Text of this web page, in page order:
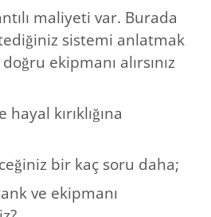
maliyeti var. Burada
sistemi anlatmak
ekipmanı alırsınız
kırıklığına
bir kaç soru daha;
ve ekipmanı